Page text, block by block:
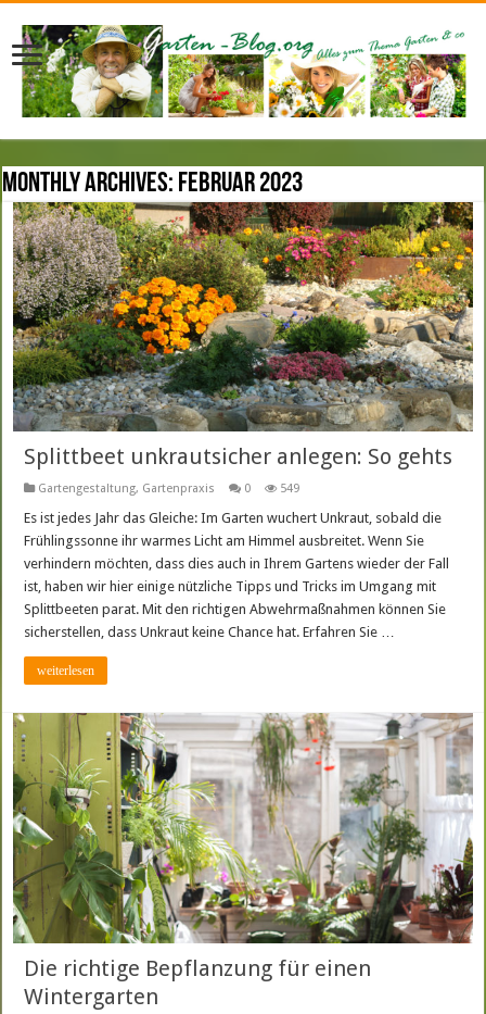
Monthly Archives: Februar 2023
Splittbeet unkrautsicher anlegen: So gehts
Gartengestaltung, Gartenpraxis 0 549
Es ist jedes Jahr das Gleiche: Im Garten wuchert Unkraut, sobald die
Frühlingssonne ihr warmes Licht am Himmel ausbreitet. Wenn Sie
verhindern möchten, dass dies auch in Ihrem Gartens wieder der Fall
ist, haben wir hier einige nützliche Tipps und Tricks im Umgang mit
Splittbeeten parat. Mit den richtigen Abwehrmaßnahmen können Sie
sicherstellen, dass Unkraut keine Chance hat. Erfahren Sie …
weiterlesen
Die richtige Bepflanzung für einen
Wintergarten